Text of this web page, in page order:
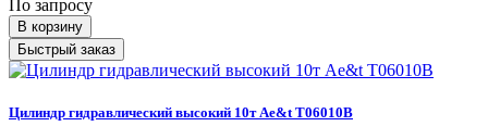
По запросу
В корзину
Быстрый заказ
Цилиндр гидравлический высокий 10т Ae&t T06010B